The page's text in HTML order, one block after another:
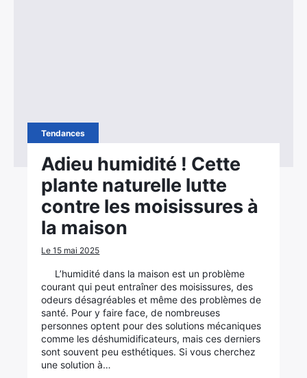
Tendances
Adieu humidité ! Cette
plante naturelle lutte
contre les moisissures à
la maison
Le 15 mai 2025
L’humidité dans la maison est un problème
courant qui peut entraîner des moisissures, des
odeurs désagréables et même des problèmes de
santé. Pour y faire face, de nombreuses
personnes optent pour des solutions mécaniques
comme les déshumidificateurs, mais ces derniers
sont souvent peu esthétiques. Si vous cherchez
une solution à…